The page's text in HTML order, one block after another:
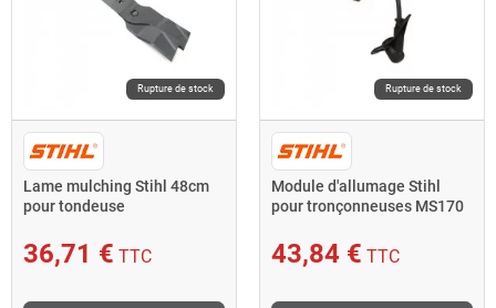
Rupture de stock
Lame mulching Stihl 48cm
pour tondeuse
36,71 € TTC
Rupture de stock
Module d'allumage Stihl
pour tronçonneuses MS170
43,84 € TTC